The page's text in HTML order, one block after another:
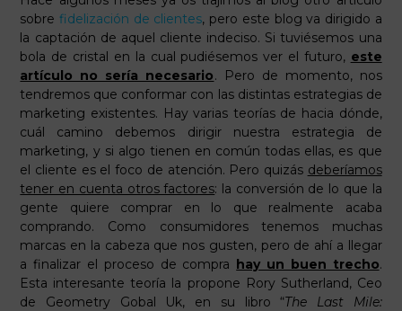
sobrefidelización de clientes, pero este blog va dirigido a
la captación de aquel cliente indeciso. Si tuviésemos una
bola de cristal en la cual pudiésemos ver el futuro, este
artículo no sería necesario. Pero de momento, nos
tendremos que conformar con las distintas estrategias de
marketing existentes. Hay varias teorías de hacia dónde,
cuál camino debemos dirigir nuestra estrategia de
marketing, y si algo tienen en común todas ellas, es que
el cliente es el foco de atención. Pero quizás deberíamos
tener en cuenta otros factores: la conversión de lo que la
gente quiere comprar en lo que realmente acaba
comprando. Como consumidores tenemos muchas
marcas en la cabeza que nos gusten, pero de ahí a llegar
a finalizar el proceso de compra hay un buen trecho.
Esta interesante teoría la propone Rory Sutherland, Ceo
de Geometry Gobal Uk, en su libro “The Last Mile: